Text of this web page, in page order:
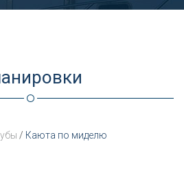
/ Каюта по миделю